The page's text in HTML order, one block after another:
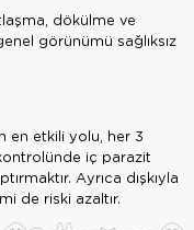
dökülme ve
görünümü sağlıksız
en etkili yolu, her 3
iç parazit
Ayrıca dışkıyla
de riski azaltır.